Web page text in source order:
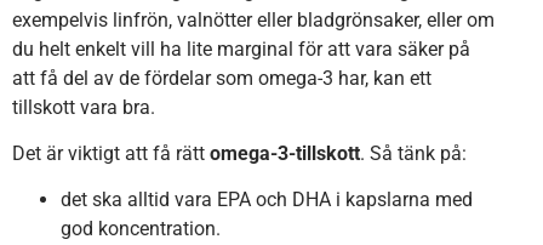
exempelvis linfrön, valnötter eller bladgrönsaker, eller om
du helt enkelt vill ha lite marginal för att vara säker på
att få del av de fördelar som omega-3 har, kan ett
tillskott vara bra.
Det är viktigt att få rätt omega-3-tillskott. Så tänk på:
det ska alltid vara EPA och DHA i kapslarna med
god koncentration.